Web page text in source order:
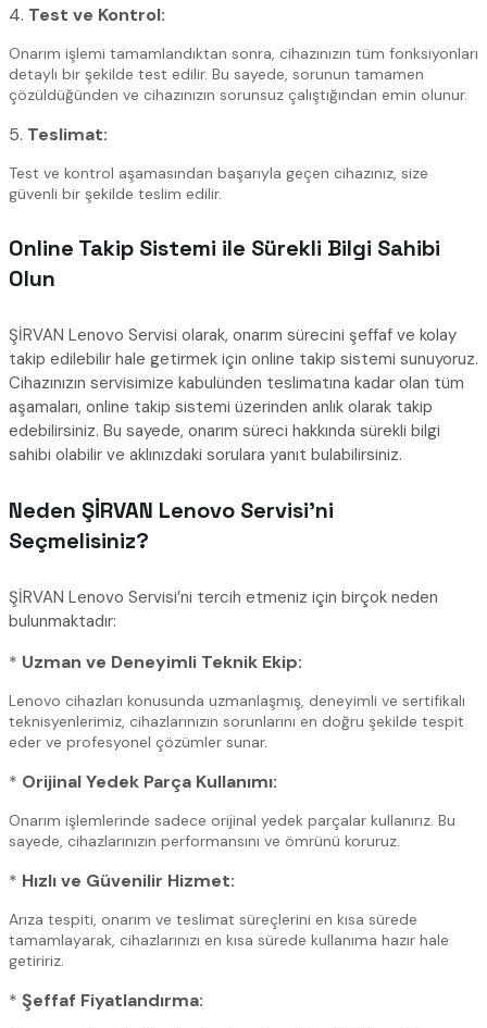
4. Test ve Kontrol:
Onarım işlemi tamamlandıktan sonra, cihazınızın tüm fonksiyonları
detaylı bir şekilde test edilir. Bu sayede, sorunun tamamen
çözüldüğünden ve cihazınızın sorunsuz çalıştığından emin olunur.
5. Teslimat:
Test ve kontrol aşamasından başarıyla geçen cihazınız, size
güvenli bir şekilde teslim edilir.
Online Takip Sistemi ile Sürekli Bilgi Sahibi
Olun
ŞİRVAN Lenovo Servisi olarak, onarım sürecini şeffaf ve kolay
takip edilebilir hale getirmek için online takip sistemi sunuyoruz.
Cihazınızın servisimize kabulünden teslimatına kadar olan tüm
aşamaları, online takip sistemi üzerinden anlık olarak takip
edebilirsiniz. Bu sayede, onarım süreci hakkında sürekli bilgi
sahibi olabilir ve aklınızdaki sorulara yanıt bulabilirsiniz.
Neden ŞİRVAN Lenovo Servisi’ni
Seçmelisiniz?
ŞİRVAN Lenovo Servisi’ni tercih etmeniz için birçok neden
bulunmaktadır:
* Uzman ve Deneyimli Teknik Ekip:
Lenovo cihazları konusunda uzmanlaşmış, deneyimli ve sertifikalı
teknisyenlerimiz, cihazlarınızın sorunlarını en doğru şekilde tespit
eder ve profesyonel çözümler sunar.
* Orijinal Yedek Parça Kullanımı:
Onarım işlemlerinde sadece orijinal yedek parçalar kullanırız. Bu
sayede, cihazlarınızın performansını ve ömrünü koruruz.
* Hızlı ve Güvenilir Hizmet:
Arıza tespiti, onarım ve teslimat süreçlerini en kısa sürede
tamamlayarak, cihazlarınızı en kısa sürede kullanıma hazır hale
getiririz.
* Şeffaf Fiyatlandırma: